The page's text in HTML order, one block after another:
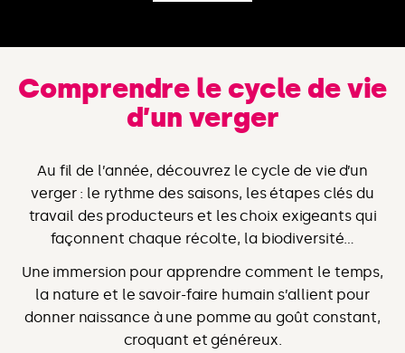
Comprendre le cycle de vie
d’un verger
Au fil de l’année, découvrez le cycle de vie d’un
verger : le rythme des saisons, les étapes clés du
travail des producteurs et les choix exigeants qui
façonnent chaque récolte, la biodiversité…
Une immersion pour apprendre comment le temps,
la nature et le savoir-faire humain s’allient pour
donner naissance à une pomme au goût constant,
croquant et généreux.